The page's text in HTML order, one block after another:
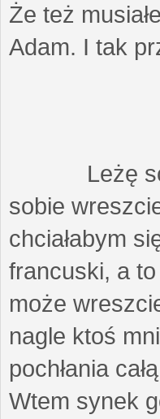
Że też
Adam. I tak
Leżę sobie
sobie
chciałabym
francuski, a
może
nagle ktoś
pochłania
Wtem synek